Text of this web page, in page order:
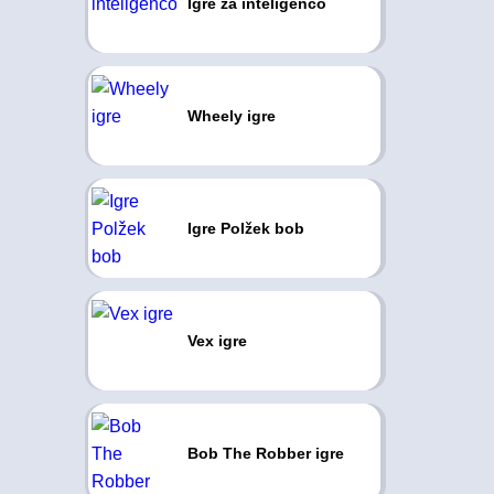
Wheely igre
Igre Polžek bob
Vex igre
Bob The Robber igre